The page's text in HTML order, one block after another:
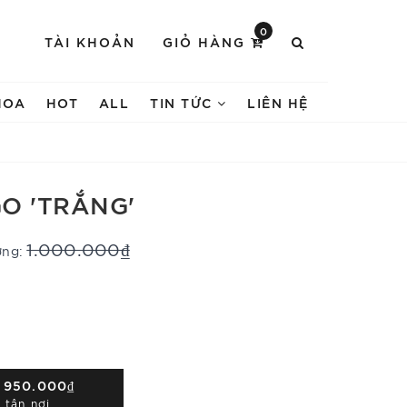
TÀI KHOẢN GIỎ HÀNG
0
HOT ALL TIN TỨC LIÊN HỆ
'TRẮNG'
1.000.000₫
950.000₫
tận nơi